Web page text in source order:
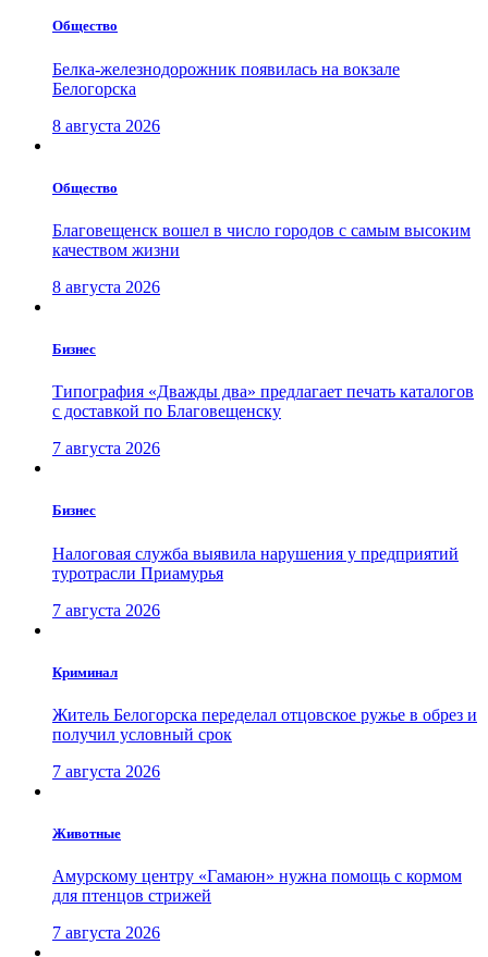
Общество
Белка-железнодорожник появилась на вокзале
Белогорска
8 августа 2026
Общество
Благовещенск вошел в число городов с самым высоким
качеством жизни
8 августа 2026
Бизнес
Типография «Дважды два» предлагает печать каталогов
с доставкой по Благовещенску
7 августа 2026
Бизнес
Налоговая служба выявила нарушения у предприятий
туротрасли Приамурья
7 августа 2026
Криминал
Житель Белогорска переделал отцовское ружье в обрез и
получил условный срок
7 августа 2026
Животные
Амурскому центру «Гамаюн» нужна помощь с кормом
для птенцов стрижей
7 августа 2026